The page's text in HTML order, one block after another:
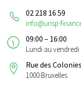
02 218 16 59
info@unsp-
09:00 – 16:00
Lundi au vendredi
Rue des
1000 Bruxelles